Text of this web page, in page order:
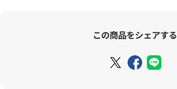
この商品をシェアする